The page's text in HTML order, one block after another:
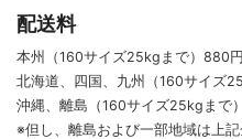
オーディオ用プラグ（RCA/
スピーカー用プラグ（バナナ/Y
配送料
本州（160サイズ25kgまで）880円
北海道、四国、九州
（160サイズ
沖縄、離島 （160サイズ25kgまで）
※但し、離島および一部地域は上